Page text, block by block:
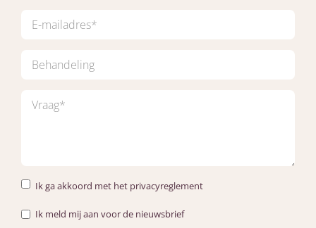
Ik ga akkoord met het privacyreglement
Ik meld mij aan voor de nieuwsbrief